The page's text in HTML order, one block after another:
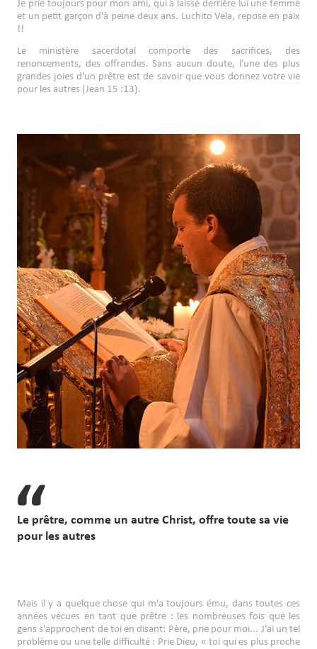
Je prie toujours pour mon ami, qui a laissé derrière lui une femme
et un petit garçon d'à peine deux ans. Luchito Vela, repose en paix
!!
Le ministère sacerdotal comporte des sacrifices, des
renoncements, des offrandes. Sans aucun doute, l'une des plus
grandes joies d'un prêtre est de savoir que vous donnez votre vie
pour les autres (Jean 15 :13).
Le prêtre, comme un autre Christ, offre toute sa vie
pour les autres
Mais il y a quelque chose qui m'a toujours ému, dans toutes ces
années vécues en tant que prêtre : les nombreuses fois que les
gens s'approchent de toi en disant: Père, prie pour moi... J'ai un tel
problème ou une telle difficulté : Prie Dieu, « toi qui es plus proche